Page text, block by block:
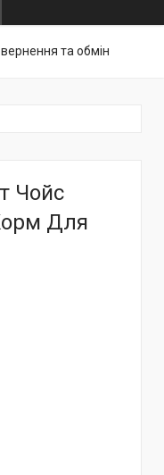
та обмін
Чойс
Для